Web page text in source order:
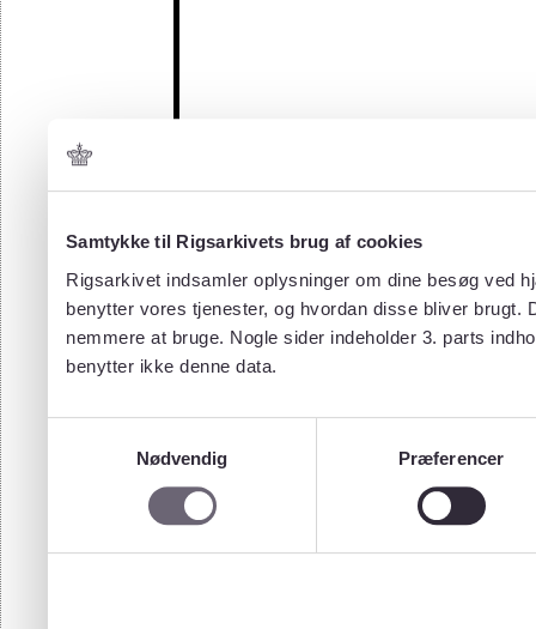
Samtykke til Rigsarkivets brug af cookies
Rigsarkivet indsamler oplysninger om dine besøg ved
benytter vores tjenester, og hvordan disse bliver
nemmere at bruge. Nogle sider indeholder 3. parts
benytter ikke denne data.
Nødvendig
Præferencer